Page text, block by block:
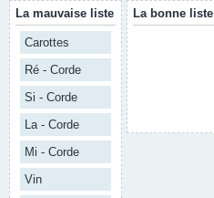
La mauvaise liste
Carottes
Ré - Corde
Si - Corde
La - Corde
Mi - Corde
Vin
La bonne liste